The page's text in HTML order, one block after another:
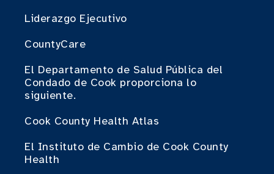
Liderazgo Ejecutivo
CountyCare
El Departamento de Salud Pública del
Condado de Cook proporciona lo
siguiente.
Cook County Health Atlas
El Instituto de Cambio de Cook County
Health